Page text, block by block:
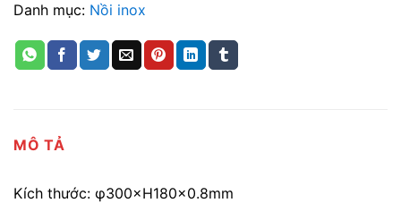
Danh mục: Nồi inox
MÔ TẢ
Kích thước: φ300×H180x0.8mm